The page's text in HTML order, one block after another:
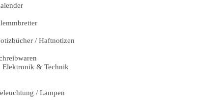
/ Haftnotizen
Elektronik & Technik
/ Lampen